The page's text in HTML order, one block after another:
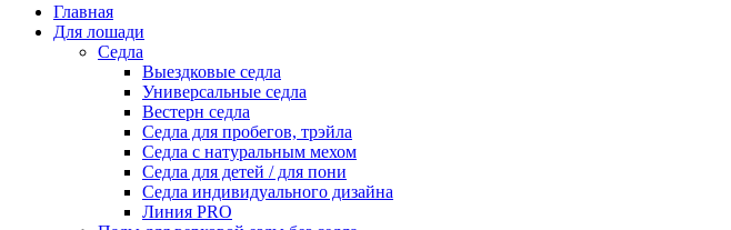
Главная
Для лошади
Седла
Выездковые седла
Универсальные седла
Вестерн седла
Седла для пробегов, трэйла
Седла с натуральным мехом
Седла для детей / для пони
Седла индивидуального дизайна
Линия PRO